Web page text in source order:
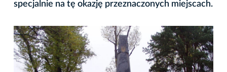
specjalnie na tę okazję przeznaczonych miejscach.